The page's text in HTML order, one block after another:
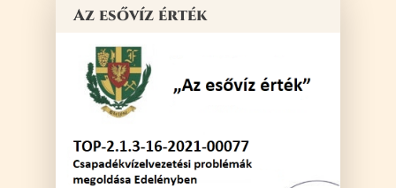
Az esővíz érték